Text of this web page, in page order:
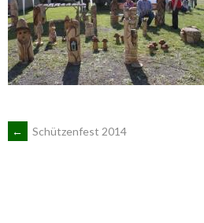
ARTIKEL-
← Schützenfest 2014